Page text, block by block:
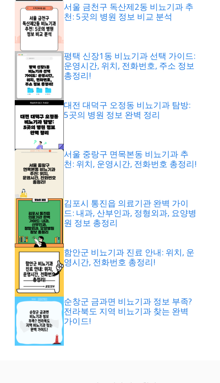
서울 금천구 독산제2동 비뇨기과 추
천: 5곳의 병원 정보 비교 분석
평택 신장1동 비뇨기과 선택 가이드:
운영시간, 위치, 전화번호, 주소 정보
총정리!
대전 대덕구 오정동 비뇨기과 탐방:
5곳의 병원 정보 완벽 정리
서울 중랑구 면목본동 비뇨기과 추
천: 위치, 운영시간, 전화번호 총정리!
김포시 통진읍 의료기관 완벽 가이
드: 내과, 산부인과, 정형외과, 요양병
원 정보 총정리
함안군 비뇨기과 진료 안내: 위치, 운
영시간, 전화번호 총정리!
순창군 금과면 비뇨기과 정보 부족?
전라북도 지역 비뇨기과 찾는 완벽
가이드!